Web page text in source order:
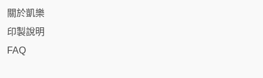
關於凱樂
印製說明
FAQ